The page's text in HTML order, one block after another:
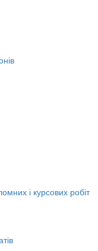
і курсових робіт